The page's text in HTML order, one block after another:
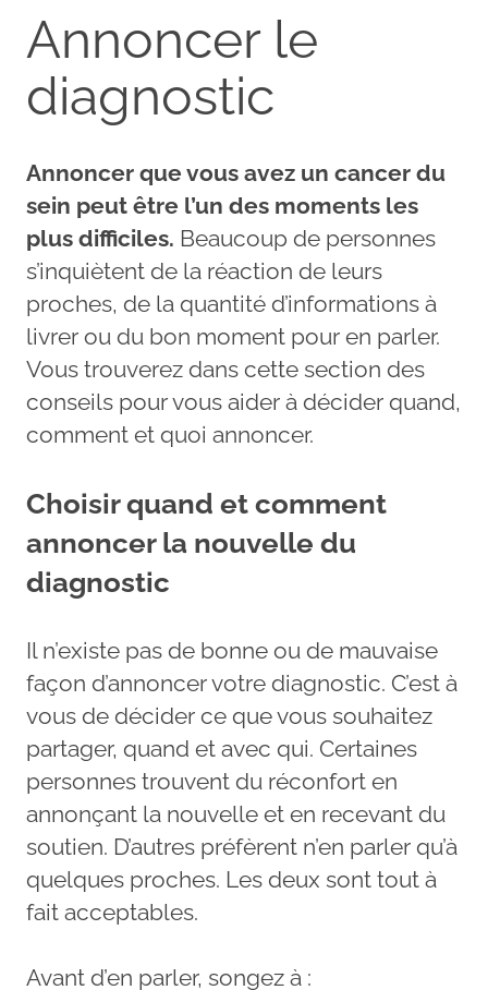
Annoncer le
diagnostic
Annoncer que vous avez un cancer du
sein peut être l’un des moments les
plus difficiles. Beaucoup de personnes
s’inquiètent de la réaction de leurs
proches, de la quantité d’informations à
livrer ou du bon moment pour en parler.
Vous trouverez dans cette section des
conseils pour vous aider à décider quand,
comment et quoi annoncer.
Choisir quand et comment
annoncer la nouvelle du
diagnostic
Il n’existe pas de bonne ou de mauvaise
façon d’annoncer votre diagnostic. C’est à
vous de décider ce que vous souhaitez
partager, quand et avec qui. Certaines
personnes trouvent du réconfort en
annonçant la nouvelle et en recevant du
soutien. D’autres préfèrent n’en parler qu’à
quelques proches. Les deux sont tout à
fait acceptables.
Avant d’en parler, songez à :